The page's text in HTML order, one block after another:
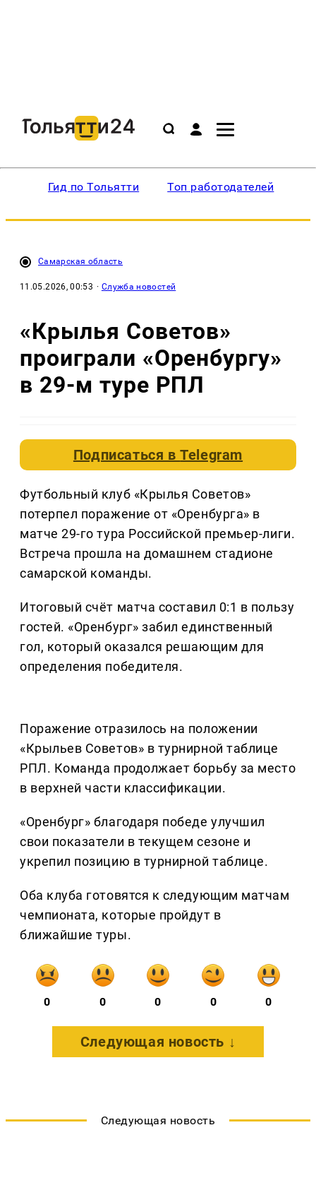
Гид по Тольятти Топ работодателей
Самарская область
11.05.2026, 00:53 · Служба новостей
«Крылья Советов»
проиграли «Оренбургу»
в 29-м туре РПЛ
Подписаться вTelegram
Футбольный клуб «Крылья Советов»
потерпел поражение от «Оренбурга» в
матче 29-го тура Российской премьер-лиги.
Встреча прошла на домашнем стадионе
самарской команды.
Итоговый счёт матча составил 0:1 в пользу
гостей. «Оренбург» забил единственный
гол, который оказался решающим для
определения победителя.
Поражение отразилось на положении
«Крыльев Советов» в турнирной таблице
РПЛ. Команда продолжает борьбу за место
в верхней части классификации.
«Оренбург» благодаря победе улучшил
свои показатели в текущем сезоне и
укрепил позицию в турнирной таблице.
Оба клуба готовятся к следующим матчам
чемпионата, которые пройдут в
ближайшие туры.
0 0 0 0 0
Следующая новость ↓
Следующая новость